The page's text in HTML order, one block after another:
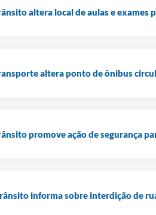
altera local de aulas e exames
altera ponto de ônibus
promove ação de segurança
informa sobre interdição de